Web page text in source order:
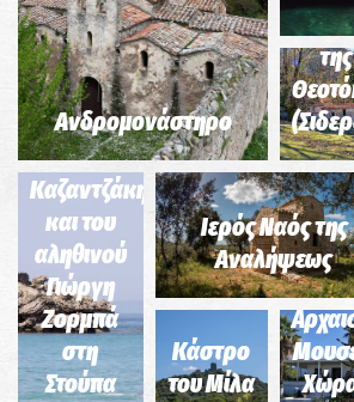
Ανδρομονάστηρο
της
Σημείο 6-
Διαδρομή
του Ν.
Καζαντζάκη
και του
αληθινού
Γιώργη
Ζορμπά
στη
Στούπα
Ιερός Ναός της
Αναλήψεως
Κάστρο
του Μίλα